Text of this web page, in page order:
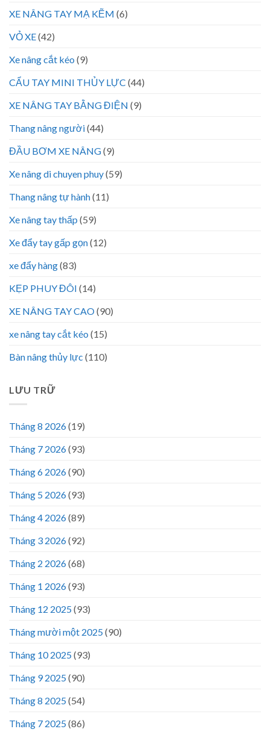
XE NÂNG TAY MẠ KẼM (6)
VỎ XE(42)
Xe nâng cắt kéo (9)
CẨU TAY MINI THỦY LỰC (44)
XE NÂNG TAY BẰNG ĐIỆN (9)
Thang nâng người(44)
ĐẦU BƠM XE NÂNG(9)
Xe nâng di chuyen phuy(59)
Thang nâng tự hành(11)
Xe nâng tay thấp (59)
Xe đẩy tay gấp gọn(12)
xe đẩy hàng(83)
KẸP PHUY ĐÔI (14)
XE NÂNG TAY CAO(90)
xe nâng tay cắt kéo (15)
Bàn nâng thủy lực (110)
LƯU TRỮ
Tháng 8 2026(19)
Tháng 7 2026(93)
Tháng 6 2026(90)
Tháng 5 2026(93)
Tháng 4 2026(89)
Tháng 3 2026(92)
Tháng 2 2026(68)
Tháng 1 2026(93)
Tháng 12 2025(93)
Tháng mười một 2025(90)
Tháng 10 2025(93)
Tháng 9 2025(90)
Tháng 8 2025(54)
Tháng 7 2025(86)